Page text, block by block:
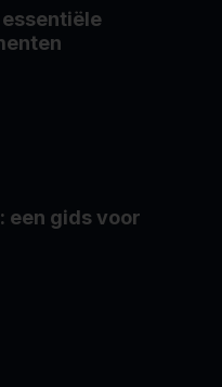
een gids voor